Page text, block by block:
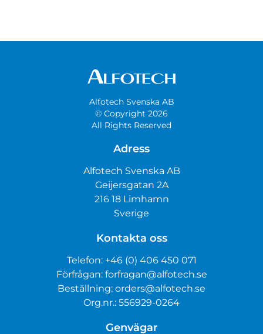
Alfotech Svenska AB
© Copyright 2026
All Rights Reserved
Adress
Alfotech Svenska AB
Geijersgatan 2A
216 18 Limhamn
Sverige
Kontakta oss
Telefon: +46 (0) 406 450 071
Förfrågan: forfragan@alfotech.se
Beställning: orders@alfotech.se
Org.nr.: 556929-0264
Genvägar